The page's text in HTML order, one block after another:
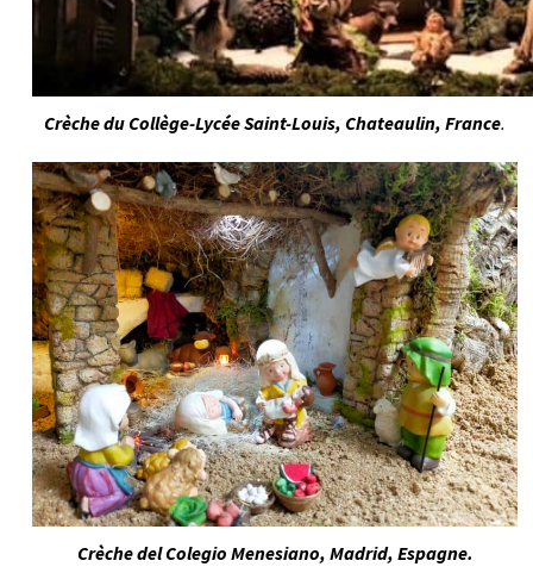
Crèche du Collège-Lycée Saint-Louis, Chateaulin, France.
Crèche del Colegio Menesiano, Madrid, Espagne.